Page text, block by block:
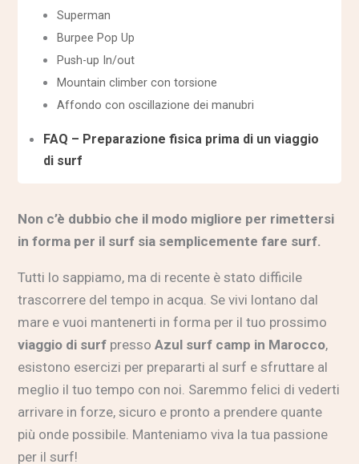
Superman
Burpee Pop Up
Push-up In/out
Mountain climber con torsione
Affondo con oscillazione dei manubri
FAQ – Preparazione fisica prima di un viaggio
di surf
Non c’è dubbio che il modo migliore per rimettersi
in forma per il surf sia semplicemente fare surf.
Tutti lo sappiamo, ma di recente è stato difficile
trascorrere del tempo in acqua. Se vivi lontano dal
mare e vuoi mantenerti in forma per il tuo prossimo
viaggio di surf pressoAzul surf camp in Marocco,
esistono esercizi per prepararti al surf e sfruttare al
meglio il tuo tempo con noi. Saremmo felici di vederti
arrivare in forze, sicuro e pronto a prendere quante
più onde possibile. Manteniamo viva la tua passione
per il surf!